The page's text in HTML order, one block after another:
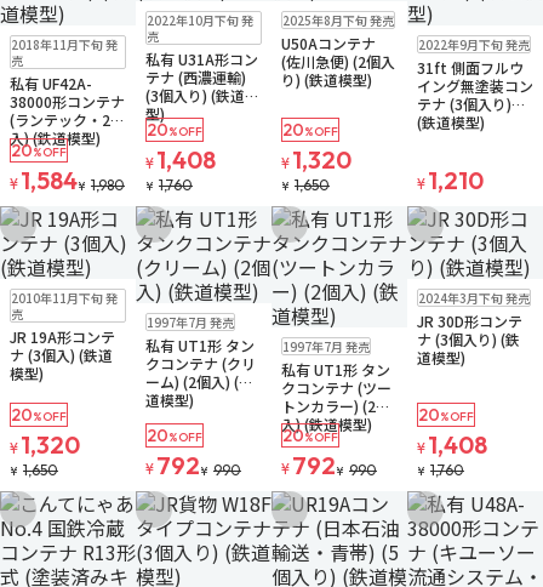
販売中ゆうパケット
2018年11月下旬 発
売
私有 UF42A-
38000形コンテナ
(ランテック・2個
入) (鉄道模型)
20%OFF
¥ 1,584¥ 1,980
販売中ゆうパケット
2022年10月下旬 発
売
私有 U31A形コン
テナ (西濃運輸)
(3個入り) (鉄道模
型)
20%OFF
¥ 1,408
¥ 1,760
再入荷販売中
ゆうパケット
2025年8月下旬 発売
U50Aコンテナ
(佐川急便) (2個入
り) (鉄道模型)
20%OFF
¥ 1,320
¥ 1,650
ゆうパケット
お取り寄せ
2022年9月下旬 発売
31ft 側面フルウ
イング無塗装コン
テナ (3個入り)
(鉄道模型)
¥ 1,210
お気に入りに追加
販売中ゆうパケット
2010年11月下旬 発
売
JR 19A形コンテ
ナ (3個入) (鉄道
模型)
20%OFF
¥ 1,320
¥ 1,650
お気に入りに追加
販売中ゆうパケット
1997年7月 発売
私有 UT1形 タン
クコンテナ (クリ
ーム) (2個入) (鉄
道模型)
20%OFF
¥ 792¥ 990
お気に入りに追加
販売中ゆうパケット
1997年7月 発売
私有 UT1形 タン
クコンテナ (ツー
トンカラー) (2個
入) (鉄道模型)
20%OFF
¥ 792¥ 990
お気に入りに
販売中ゆうパケット
2024年3月下旬 発売
JR 30D形コンテ
ナ (3個入り) (鉄
道模型)
20%OFF
¥ 1,408
¥ 1,760
お気に入りに追加お気に入りに追加お気に入りに追加お気に入りに